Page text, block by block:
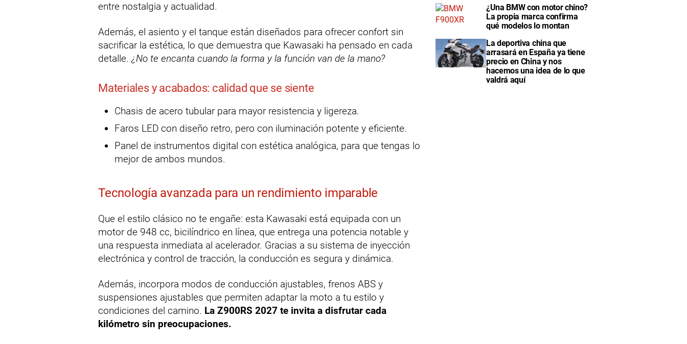
entre nostalgia y actualidad.
Además, el asiento y el tanque están diseñados para ofrecer confort sin
sacrificar la estética, lo que demuestra que Kawasaki ha pensado en cada
detalle. ¿No te encanta cuando la forma y la función van de la mano?
Materiales y acabados: calidad que se siente
Chasis de acero tubular para mayor resistencia y ligereza.
Faros LED con diseño retro, pero con iluminación potente y eficiente.
Panel de instrumentos digital con estética analógica, para que tengas lo
mejor de ambos mundos.
Tecnología avanzada para un rendimiento imparable
Que el estilo clásico no te engañe: esta Kawasaki está equipada con un
motor de 948 cc, bicilíndrico en línea, que entrega una potencia notable y
una respuesta inmediata al acelerador. Gracias a su sistema de inyección
electrónica y control de tracción, la conducción es segura y dinámica.
Además, incorpora modos de conducción ajustables, frenos ABS y
suspensiones ajustables que permiten adaptar la moto a tu estilo y
condiciones del camino. La Z900RS 2027 te invita a disfrutar cada
kilómetro sin preocupaciones.
¿Una BMW con motor chino?
La propia marca confirma
qué modelos lo montan
La deportiva china que
arrasará en España ya tiene
precio en China y nos
hacemos una idea de lo que
valdrá aquí